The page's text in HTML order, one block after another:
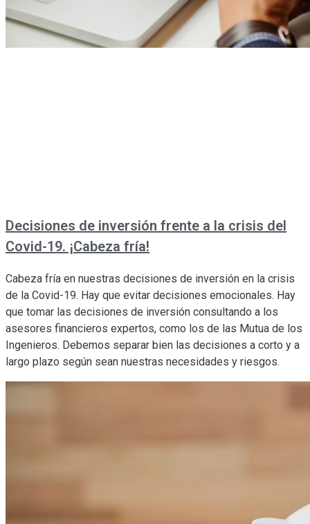
Decisiones de inversión frente a la crisis del
Covid-19. ¡Cabeza fría!
Cabeza fría en nuestras decisiones de inversión en la crisis
de la Covid-19. Hay que evitar decisiones emocionales. Hay
que tomar las decisiones de inversión consultando a los
asesores financieros expertos, como los de las Mutua de los
Ingenieros. Debemos separar bien las decisiones a corto y a
largo plazo según sean nuestras necesidades y riesgos.